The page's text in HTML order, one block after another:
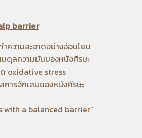
barrier
ำความสะอาดอย่างอ่อนโยน
ดุลความมันของหนังศีรษะ
oxidative stress
การอักเสบของหนังศีรษะ
with a balanced barrier”